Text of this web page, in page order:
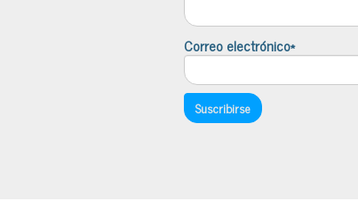
Correo electrónico*